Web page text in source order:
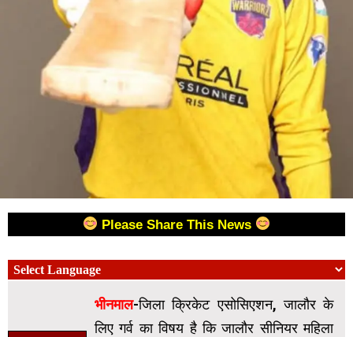
Please Share This News
भीनमाल-जिला क्रिकेट एसोसिएशन, जालौर के
लिए गर्व का विषय है कि जालौर सीनियर महिला